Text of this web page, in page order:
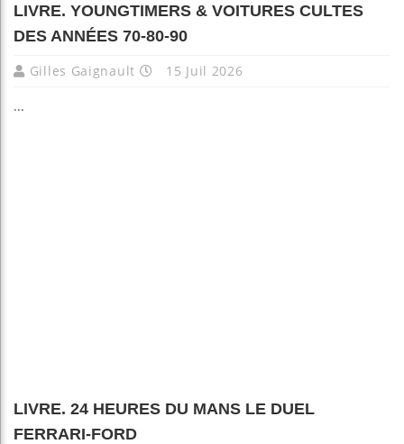
LIVRE. YOUNGTIMERS & VOITURES CULTES
DES ANNÉES 70-80-90
Gilles Gaignault 15 Juil 2026
...
LIVRE. 24 HEURES DU MANS LE DUEL
FERRARI-FORD